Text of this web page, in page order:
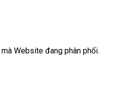
vận
mà Website đang phân phối.